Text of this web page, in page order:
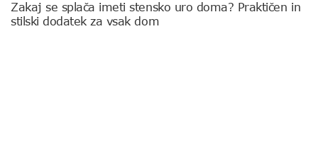
Zakaj se splača imeti stensko uro doma? Praktičen in
stilski dodatek za vsak dom